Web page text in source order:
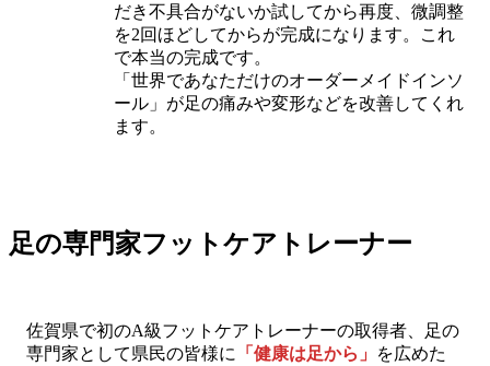
だき不具合がないか試してから再度、微調整
を2回ほどしてからが完成になります。これ
で本当の完成です。
「世界であなただけのオーダーメイドインソ
ール」が足の痛みや変形などを改善してくれ
ます。
足の専門家フットケアトレーナー
佐賀県で初のA級フットケアトレーナーの取得者、足の
専門家として県民の皆様に
「健康は足から」 を広めた